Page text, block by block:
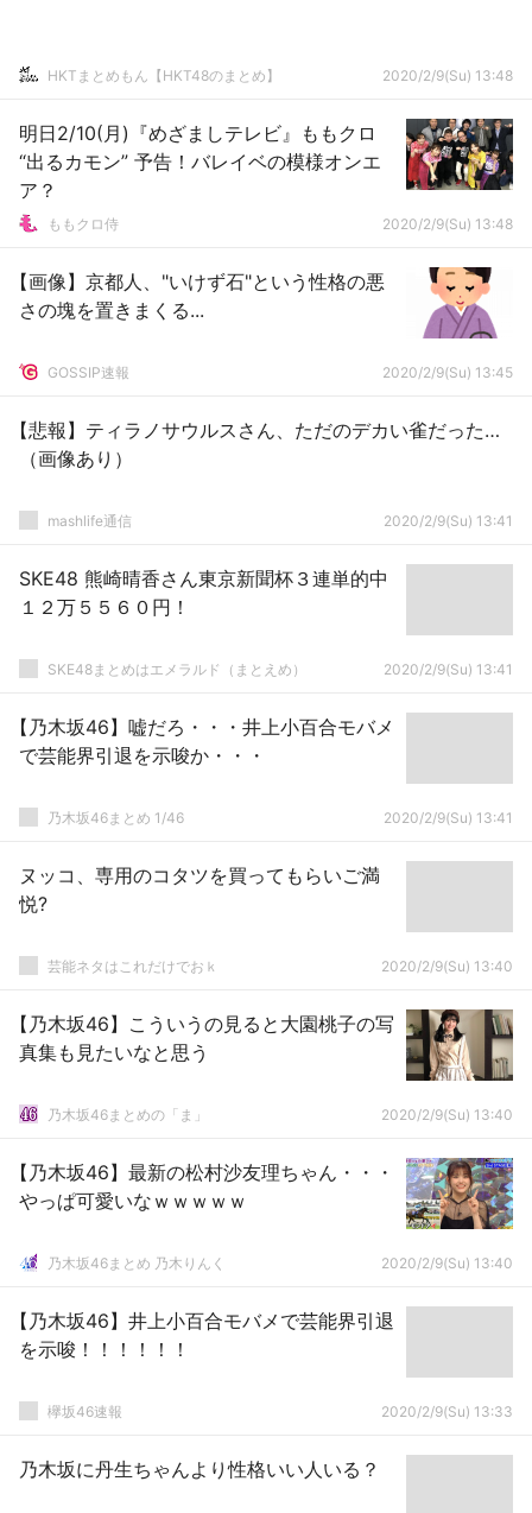
HKTまとめもん【HKT48のまとめ】 2020/2/9(Su) 13:48
明日2/10(月)『めざましテレビ』ももクロ
“出るカモン” 予告！バレイベの模様オンエ
ア？
ももクロ侍 2020/2/9(Su) 13:48
【画像】京都人、"いけず石"という性格の悪
さの塊を置きまくる...
GOSSIP速報 2020/2/9(Su) 13:45
【悲報】ティラノサウルスさん、ただのデカい雀だった…
（画像あり）
mashlife通信 2020/2/9(Su) 13:41
SKE48 熊崎晴香さん東京新聞杯３連単的中
１２万５５６０円！
SKE48まとめはエメラルド（まとえめ） 2020/2/9(Su) 13:41
【乃木坂46】嘘だろ・・・井上小百合モバメ
で芸能界引退を示唆か・・・
乃木坂46まとめ 1/46 2020/2/9(Su) 13:41
ヌッコ、専用のコタツを買ってもらいご満
悦?
芸能ネタはこれだけでおｋ 2020/2/9(Su) 13:40
【乃木坂46】こういうの見ると大園桃子の写
真集も見たいなと思う
乃木坂46まとめの「ま」 2020/2/9(Su) 13:40
【乃木坂46】最新の松村沙友理ちゃん・・・
やっぱ可愛いなｗｗｗｗｗ
乃木坂46まとめ 乃木りんく 2020/2/9(Su) 13:40
【乃木坂46】井上小百合モバメで芸能界引退
を示唆！！！！！！
欅坂46速報 2020/2/9(Su) 13:33
乃木坂に丹生ちゃんより性格いい人いる？